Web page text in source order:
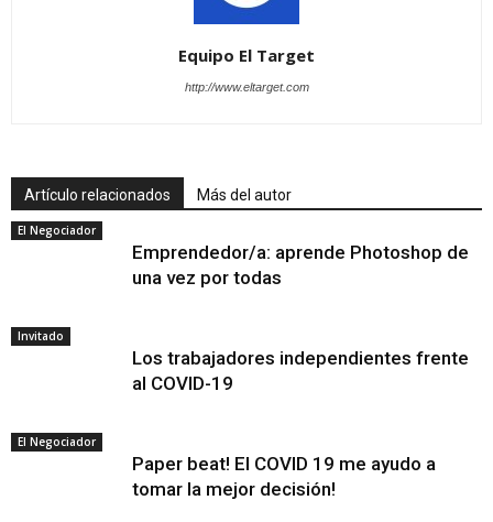
Equipo El Target
http://www.eltarget.com
Artículo relacionados Más del autor
El Negociador
Emprendedor/a: aprende Photoshop de
una vez por todas
Invitado
Los trabajadores independientes frente
al COVID-19
El Negociador
Paper beat! El COVID 19 me ayudo a
tomar la mejor decisión!